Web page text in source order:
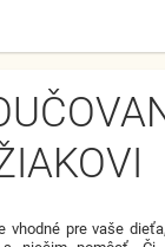
vhodné pre vaše